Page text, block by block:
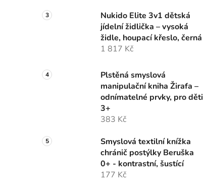
e
Nukido Elite 3v1 dětská
jídelní židlička – vysoká
židle, houpací křeslo, černá
1 817 Kč
Plstěná smyslová
manipulační kniha Žirafa –
odnímatelné prvky, pro děti
3+
383 Kč
Smyslová textilní knížka
chránič postýlky Beruška
0+ - kontrastní, šustící
177 Kč